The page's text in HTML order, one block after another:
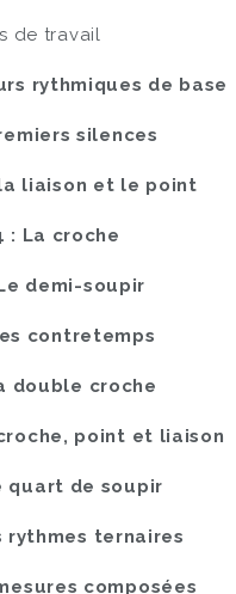
de travail
rythmiques de base
silences
liaison et le point
: La croche
demi-soupir
contretemps
double croche
point et liaison
quart de soupir
rythmes ternaires
composées